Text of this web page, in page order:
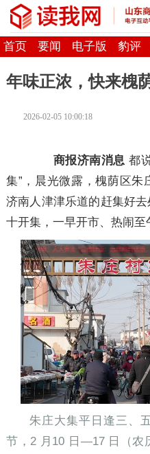
首页 要闻 电子版 豹评
年味正浓，快来槐
2026-02-05 10:00:18
商报济南消息 都
集”，晨光微露，槐荫区朱
济南人津津乐道的赶集好去
十开集，一早开市、热闹至
朱庄大集平日逢三、
节，2 月10 日—17 日（农